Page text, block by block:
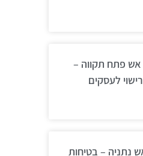
אש פתח תקווה –
לעסקים
נתניה – בטיחות